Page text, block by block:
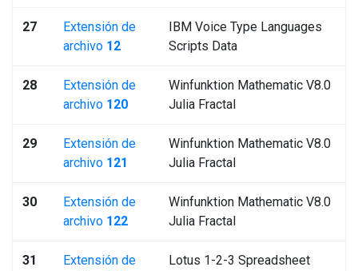
27
Extensión de
archivo 12
IBM Voice Type Languages
Scripts Data
28
Extensión de
archivo 120
Winfunktion Mathematic V8.0
Julia Fractal
29
Extensión de
archivo 121
Winfunktion Mathematic V8.0
Julia Fractal
30
Extensión de
archivo 122
Winfunktion Mathematic V8.0
Julia Fractal
31
Extensión de
Lotus 1-2-3 Spreadsheet